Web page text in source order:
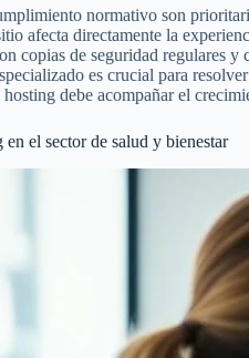
normativo son
afecta directamente la
copias de seguridad regulares
es crucial para
debe acompañar el
el sector de salud y bienestar